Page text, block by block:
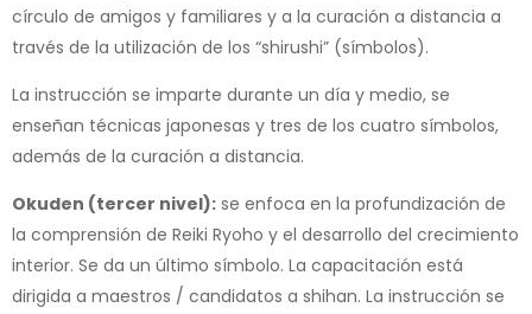
círculo de amigos y familiares y a la curación a distancia a
través de la utilización de los “shirushi” (símbolos).
La instrucción se imparte durante un día y medio, se
enseñan técnicas japonesas y tres de los cuatro símbolos,
además de la curación a distancia.
Okuden (tercer nivel): se enfoca en la profundización de
la comprensión de Reiki Ryoho y el desarrollo del crecimiento
interior. Se da un último símbolo. La capacitación está
dirigida a maestros / candidatos a shihan. La instrucción se